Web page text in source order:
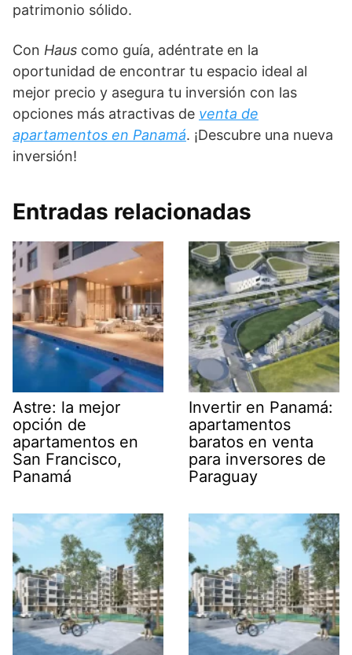
patrimonio sólido.
Con Haus como guía, adéntrate en la
oportunidad de encontrar tu espacio ideal al
mejor precio y asegura tu inversión con las
opciones más atractivas de venta de
apartamentos en Panamá. ¡Descubre una nueva
inversión!
Entradas relacionadas
Astre: la mejor
opción de
apartamentos en
San Francisco,
Panamá
Invertir en Panamá:
apartamentos
baratos en venta
para inversores de
Paraguay